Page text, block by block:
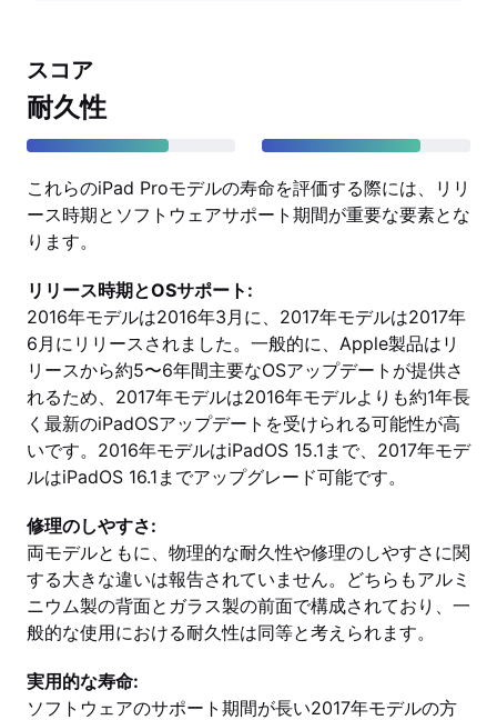
スコア
耐久性
これらのiPad Proモデルの寿命を評価する際には、リリ
ース時期とソフトウェアサポート期間が重要な要素とな
ります。
リリース時期とOSサポート:
2016年モデルは2016年3月に、2017年モデルは2017年
6月にリリースされました。一般的に、Apple製品はリ
リースから約5〜6年間主要なOSアップデートが提供さ
れるため、2017年モデルは2016年モデルよりも約1年長
く最新のiPadOSアップデートを受けられる可能性が高
いです。2016年モデルはiPadOS 15.1まで、2017年モデ
ルはiPadOS 16.1までアップグレード可能です。
修理のしやすさ:
両モデルともに、物理的な耐久性や修理のしやすさに関
する大きな違いは報告されていません。どちらもアルミ
ニウム製の背面とガラス製の前面で構成されており、一
般的な使用における耐久性は同等と考えられます。
実用的な寿命:
ソフトウェアのサポート期間が長い2017年モデルの方